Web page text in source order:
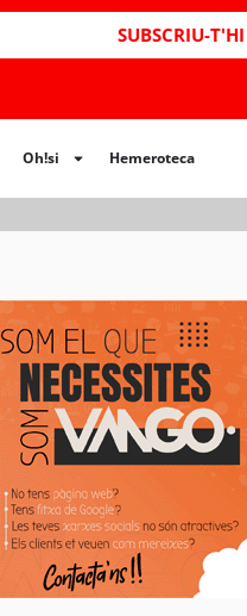
SUBSCRIU-T'HI
Oh!si Hemeroteca
Hemeroteca